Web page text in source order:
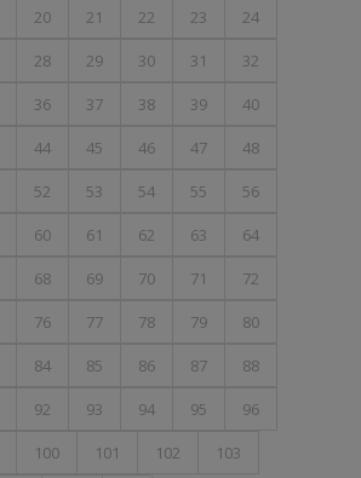
20 21 22 23
24
28 29 30 31
32
36 37 38 39
40
44 45 46 47
48
52 53 54 55
56
60 61 62 63
64
68 69 70 71
72
76 77 78 79
80
84 85 86 87
88
92 93 94 95
96
100 101 102
103